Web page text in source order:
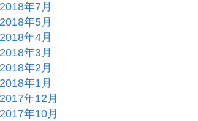
2018年7月
2018年5月
2018年4月
2018年3月
2018年2月
2018年1月
2017年12月
2017年10月